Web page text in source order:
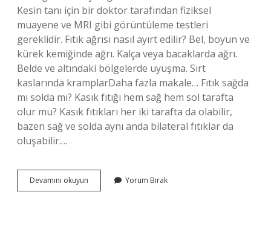
Kesin tanı için bir doktor tarafından fiziksel
muayene ve MRI gibi görüntüleme testleri
gereklidir. Fıtık ağrısı nasıl ayırt edilir? Bel, boyun ve
kürek kemiğinde ağrı. Kalça veya bacaklarda ağrı.
Belde ve altındaki bölgelerde uyuşma. Sırt
kaslarında kramplarDaha fazla makale… Fıtık sağda
mı solda mı? Kasık fıtığı hem sağ hem sol tarafta
olur mu? Kasık fıtıkları her iki tarafta da olabilir,
bazen sağ ve solda aynı anda bilateral fıtıklar da
oluşabilir.…
Devamını okuyun
Nasıl
Yorum Bırak